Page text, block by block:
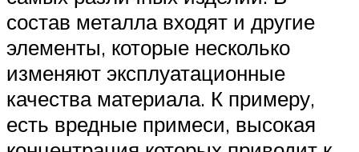
состав металла входят и другие
элементы, которые несколько
изменяют эксплуатационные
качества материала. К примеру,
есть вредные примеси, высокая